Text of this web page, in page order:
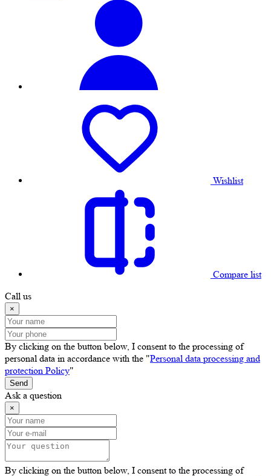
Wishlist
Compare list
Call us
×
By clicking on the button below, I consent to the processing of
personal data in accordance with the "Personal data processing and
protection Policy"
Send
Ask a question
×
By clicking on the button below, I consent to the processing of